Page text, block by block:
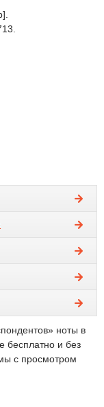
ноты в
бесплатно и без
с просмотром